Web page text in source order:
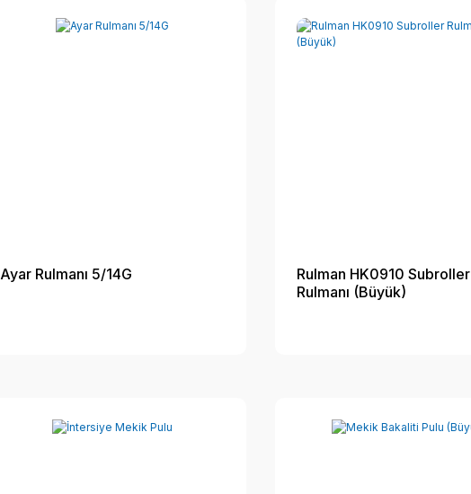
Ayar Rulmanı 5/14G
Rulman HK0910 Subroller
Rulmanı (Büyük)